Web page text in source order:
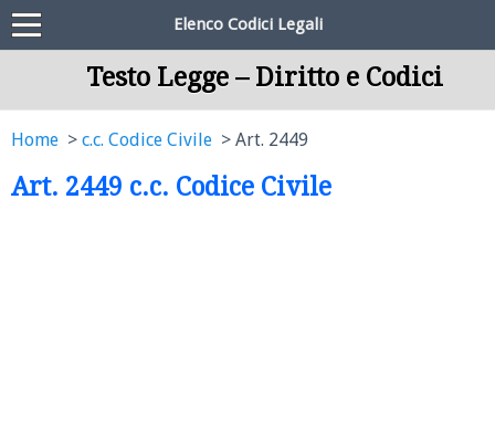
Elenco Codici Legali
Testo Legge – Diritto e Codici
Home c.c. Codice Civile Art. 2449
Art. 2449 c.c. Codice Civile